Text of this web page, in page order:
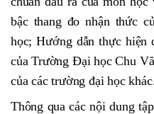
bậc thang đo nhận thức
học; Hướng dẫn thực hiện
của Trường Đại học Chu
của các trường đại học
Thông qua các nội dung